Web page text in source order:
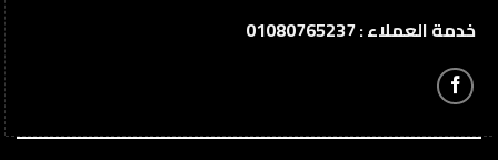
خدمة العملاء : 01080765237